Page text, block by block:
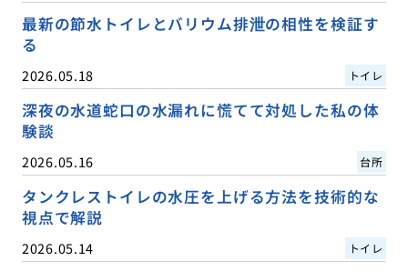
最新の節水トイレとバリウム排泄の相性を検証す
る
2026.05.18 トイレ
深夜の水道蛇口の水漏れに慌てて対処した私の体
験談
2026.05.16 台所
タンクレストイレの水圧を上げる方法を技術的な
視点で解説
2026.05.14 トイレ